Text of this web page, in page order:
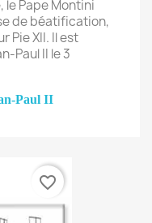
le Pape Montini
de béatification,
Pie XII. Il est
Paul II le 3
Paul II
favorite_border